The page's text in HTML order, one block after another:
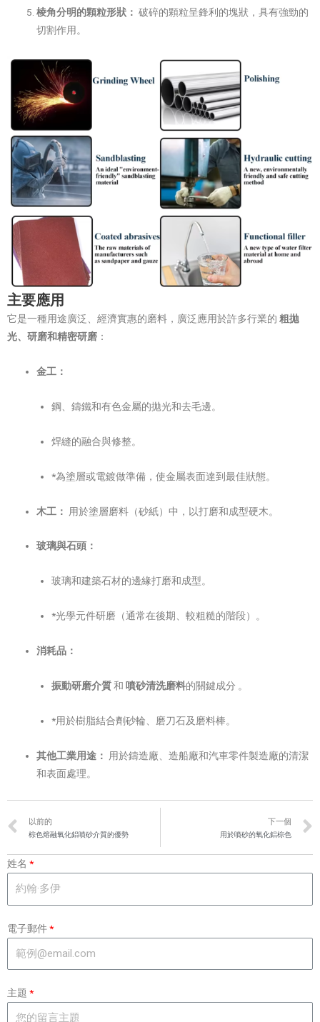
棱角分明的顆粒形狀： 破碎的顆粒呈鋒利的塊狀，具有強勁的
切割作用。
主要應用
它是一種用途廣泛、經濟實惠的磨料，廣泛應用於許多行業的 粗拋
光、研磨和精密研磨 ：
金工：
鋼、鑄鐵和有色金屬的拋光和去毛邊。
焊縫的融合與修整。
*為塗層或電鍍做準備，使金屬表面達到最佳狀態。
木工： 用於塗層磨料（砂紙）中，以打磨和成型硬木。
玻璃與石頭：
玻璃和建築石材的邊緣打磨和成型。
*光學元件研磨（通常在後期、較粗糙的階段）。
消耗品：
振動研磨介質和 噴砂清洗磨料的關鍵成分 。
*用於樹脂結合劑砂輪、磨刀石及磨料棒。
其他工業用途：
用於鑄造廠、造船廠和汽車零件製造廠的清潔
和表面處理。
以前的
棕色熔融氧化鋁噴砂介質的優勢
下一個
用於噴砂的氧化鋁棕色
姓名
電子郵件
主題